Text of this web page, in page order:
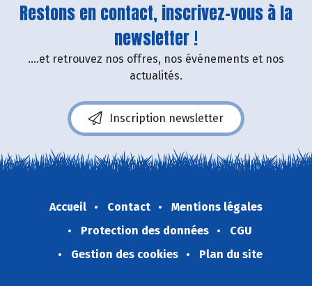
Restons en contact, inscrivez-vous à la
newsletter !
....et retrouvez nos offres, nos événements et nos
actualités.
Inscription newsletter
Accueil Contact
Mentions légales
Protection des données
CGU
Gestion des cookies
Plan du site